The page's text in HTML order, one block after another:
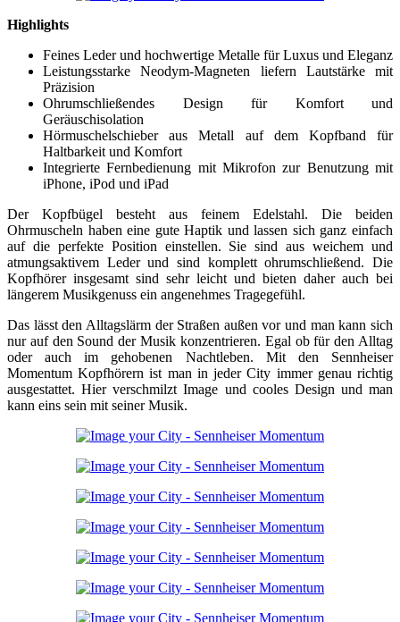
Highlights
Feines Leder und hochwertige Metalle für Luxus und Eleganz
Leistungsstarke Neodym-Magneten liefern Lautstärke mit
Präzision
Ohrumschließendes Design für Komfort und
Geräuschisolation
Hörmuschelschieber aus Metall auf dem Kopfband für
Haltbarkeit und Komfort
Integrierte Fernbedienung mit Mikrofon zur Benutzung mit
iPhone, iPod und iPad
Der Kopfbügel besteht aus feinem Edelstahl. Die beiden
Ohrmuscheln haben eine gute Haptik und lassen sich ganz einfach
auf die perfekte Position einstellen. Sie sind aus weichem und
atmungsaktivem Leder und sind komplett ohrumschließend. Die
Kopfhörer insgesamt sind sehr leicht und bieten daher auch bei
längerem Musikgenuss ein angenehmes Tragegefühl.
Das lässt den Alltagslärm der Straßen außen vor und man kann sich
nur auf den Sound der Musik konzentrieren. Egal ob für den Alltag
oder auch im gehobenen Nachtleben. Mit den Sennheiser
Momentum Kopfhörern ist man in jeder City immer genau richtig
ausgestattet. Hier verschmilzt Image und cooles Design und man
kann eins sein mit seiner Musik.